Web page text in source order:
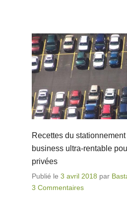
Recettes du
business ultra-rentable
privées
Publié le 3 avril 2018 par
3 Commentaires